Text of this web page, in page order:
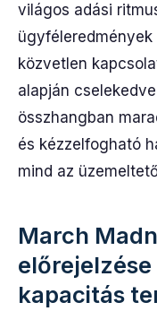
világos adási
közvetlen
alapján
összhangban
és kézzelfogható
mind az
March
kapacitás